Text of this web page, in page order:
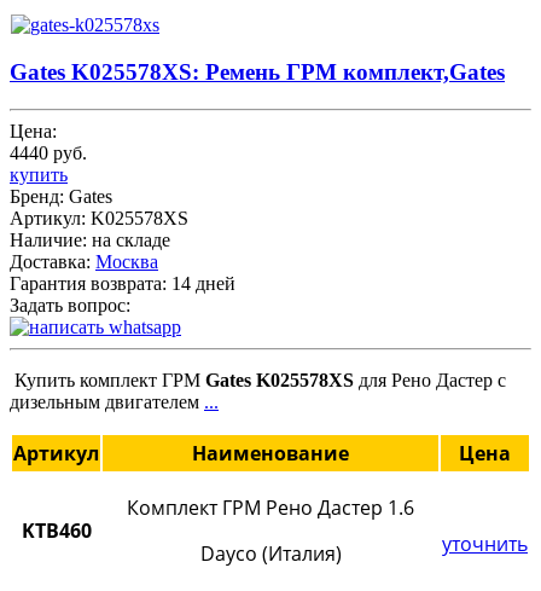
Gates K025578XS: Ремень ГPМ комплект,Gates
Цена:
4440 руб.
купить
Бренд: Gates
Артикул: K025578XS
Наличие: на складе
Доставка: Москва
Гарантия возврата: 14 дней
Задать вопрос:
Купить комплект ГРМ Gates K025578XS для Рено Дастер с
дизельным двигателем ...
Артикул Наименование Цена
KTB460
Комплект ГРМ Рено Дастер 1.6
Dayco (Италия)
уточнить